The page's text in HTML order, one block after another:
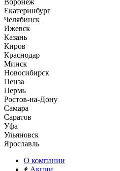
Воронеж
Екатеринбург
Челябинск
Ижевск
Казань
Киров
Краснодар
Минск
Новосибирск
Пенза
Пермь
Ростов-на-Дону
Самара
Саратов
Уфа
Ульяновск
Ярославль
О компании
Акции